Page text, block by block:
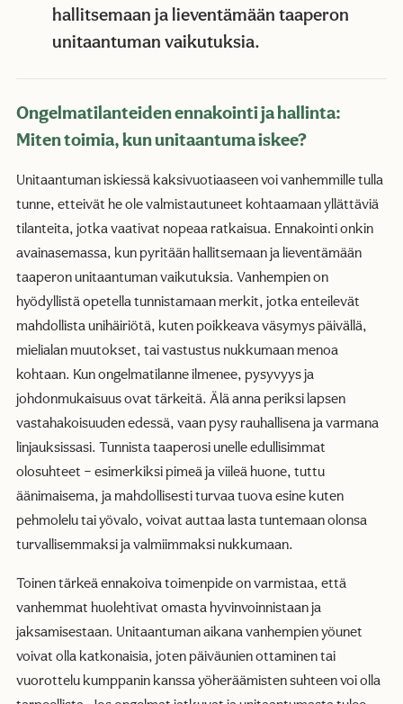
hallitsemaan ja lieventämään taaperon
unitaantuman vaikutuksia.
Ongelmatilanteiden ennakointi ja hallinta:
Miten toimia, kun unitaantuma iskee?
Unitaantuman iskiessä kaksivuotiaaseen voi vanhemmille tulla
tunne, etteivät he ole valmistautuneet kohtaamaan yllättäviä
tilanteita, jotka vaativat nopeaa ratkaisua. Ennakointi onkin
avainasemassa, kun pyritään hallitsemaan ja lieventämään
taaperon unitaantuman vaikutuksia. Vanhempien on
hyödyllistä opetella tunnistamaan merkit, jotka enteilevät
mahdollista unihäiriötä, kuten poikkeava väsymys päivällä,
mielialan muutokset, tai vastustus nukkumaan menoa
kohtaan. Kun ongelmatilanne ilmenee, pysyvyys ja
johdonmukaisuus ovat tärkeitä. Älä anna periksi lapsen
vastahakoisuuden edessä, vaan pysy rauhallisena ja varmana
linjauksissasi. Tunnista taaperosi unelle edullisimmat
olosuhteet – esimerkiksi pimeä ja viileä huone, tuttu
äänimaisema, ja mahdollisesti turvaa tuova esine kuten
pehmolelu tai yövalo, voivat auttaa lasta tuntemaan olonsa
turvallisemmaksi ja valmiimmaksi nukkumaan.
Toinen tärkeä ennakoiva toimenpide on varmistaa, että
vanhemmat huolehtivat omasta hyvinvoinnistaan ja
jaksamisestaan. Unitaantuman aikana vanhempien yöunet
voivat olla katkonaisia, joten päiväunien ottaminen tai
vuorottelu kumppanin kanssa yöheräämisten suhteen voi olla